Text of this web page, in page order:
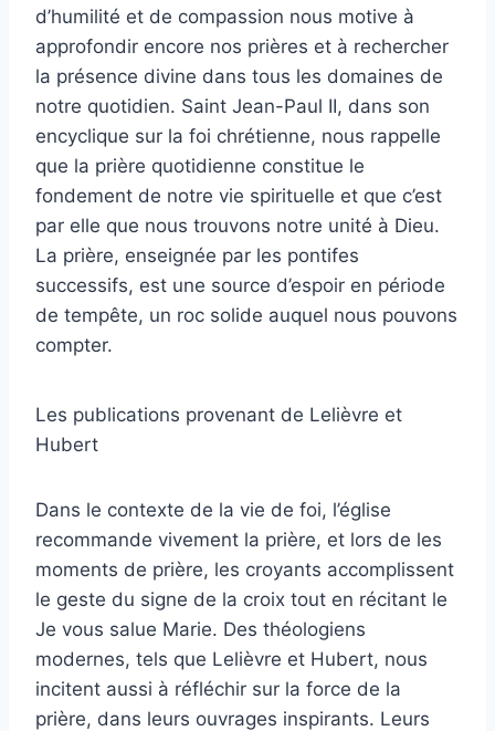
d’humilité et de compassion nous motive à
approfondir encore nos prières et à rechercher
la présence divine dans tous les domaines de
notre quotidien. Saint Jean-Paul II, dans son
encyclique sur la foi chrétienne, nous rappelle
que la prière quotidienne constitue le
fondement de notre vie spirituelle et que c’est
par elle que nous trouvons notre unité à Dieu.
La prière, enseignée par les pontifes
successifs, est une source d’espoir en période
de tempête, un roc solide auquel nous pouvons
compter.
Les publications provenant de Lelièvre et
Hubert
Dans le contexte de la vie de foi, l’église
recommande vivement la prière, et lors de les
moments de prière, les croyants accomplissent
le geste du signe de la croix tout en récitant le
Je vous salue Marie. Des théologiens
modernes, tels que Lelièvre et Hubert, nous
incitent aussi à réfléchir sur la force de la
prière, dans leurs ouvrages inspirants. Leurs